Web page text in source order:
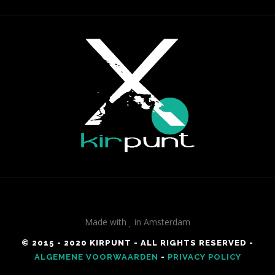
Made with in Amsterdam
© 2015 - 2020 KIRPUNT - ALL RIGHTS RESERVED -
ALGEMENE VOORWAARDEN - PRIVACY POLICY